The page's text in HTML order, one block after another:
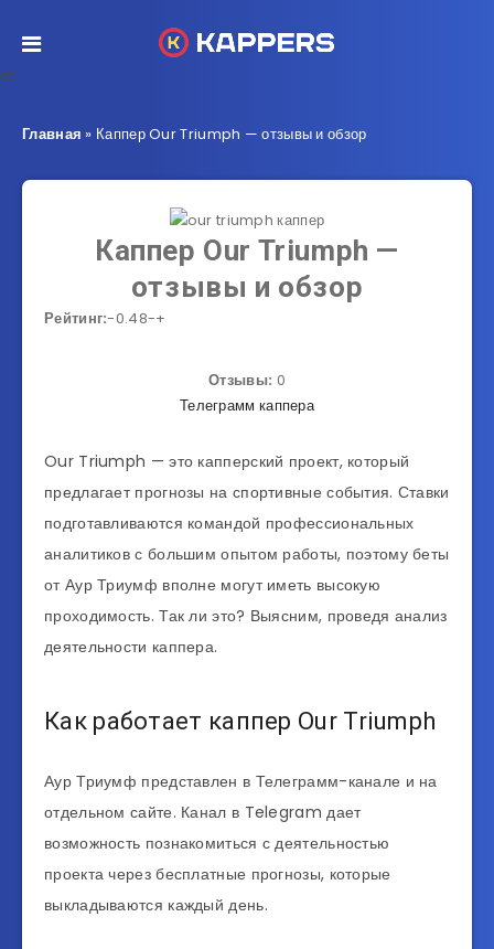
œ
Главная » Каппер Our Triumph — отзывы и обзор
Каппер Our Triumph —
отзывы и обзор
Рейтинг:-0.48-+
Отзывы: 0
Телеграмм каппера
Our Triumph — это капперский проект, который
предлагает прогнозы на спортивные события. Ставки
подготавливаются командой профессиональных
аналитиков с большим опытом работы, поэтому беты
от Аур Триумф вполне могут иметь высокую
проходимость. Так ли это? Выясним, проведя анализ
деятельности каппера.
Как работает каппер Our Triumph
Аур Триумф представлен в Телеграмм-канале и на
отдельном сайте. Канал в Telegram дает
возможность познакомиться с деятельностью
проекта через бесплатные прогнозы, которые
выкладываются каждый день.